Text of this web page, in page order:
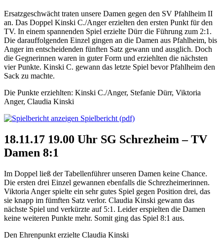
Ersatzgeschwächt traten unsere Damen gegen den SV Pfahlheim II
an. Das Doppel Kinski C./Anger erzielten den ersten Punkt für den
TV. In einem spannenden Spiel erzielte Dürr die Führung zum 2:1.
Die darauffolgenden Einzel gingen an die Damen aus Pfahlheim, bis
Anger im entscheidenden fünften Satz gewann und ausglich. Doch
die Gegnerinnen waren in guter Form und erziehlten die nächsten
vier Punkte. Kinski C. gewann das letzte Spiel bevor Pfahlheim den
Sack zu machte.
Die Punkte erziehlten: Kinski C./Anger, Stefanie Dürr, Viktoria
Anger, Claudia Kinski
Spielbericht (pdf)
18.11.17 19.00 Uhr SG Schrezheim – TV
Damen 8:1
Im Doppel ließ der Tabellenführer unseren Damen keine Chance.
Die ersten drei Einzel gewannen ebenfalls die Schrezheimerinnen.
Viktoria Anger spielte ein sehr gutes Spiel gegen Position drei, das
sie knapp im fümften Satz verlor. Claudia Kinski gewann das
nächste Spiel und verkürzte auf 5:1. Leider erspielten die Damen
keine weiteren Punkte mehr. Somit ging das Spiel 8:1 aus.
Den Ehrenpunkt erzielte Claudia Kinski